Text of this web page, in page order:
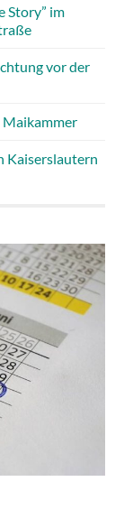
Story” im
vor der
Kaiserslautern